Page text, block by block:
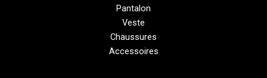
Pantalon
Veste
Chaussures
Accessoires